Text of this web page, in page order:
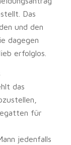
Das
und den
dagegen
erfolglos.
das
für
jedenfalls